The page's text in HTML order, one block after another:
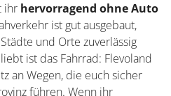
ihr hervorragend ohne Auto
ist gut ausgebaut,
und Orte zuverlässig
ist das Fahrrad: Flevoland
an Wegen, die euch sicher
führen. Wenn ihr